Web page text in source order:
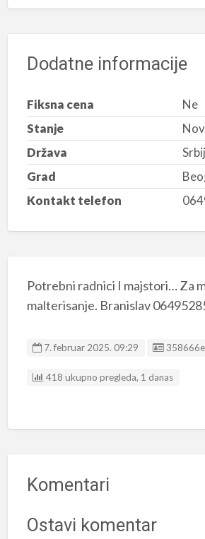
Dodatne informacije
Fiksna cena
Ne
Stanje
Država
Grad
Kontakt telefon
Potrebni radnici I majstori… Za
malterisanje. Branislav
7. februar 2025. 09:29 Listing ID
418 ukupno pregleda, 1 danas
Komentari
Ostavi komentar